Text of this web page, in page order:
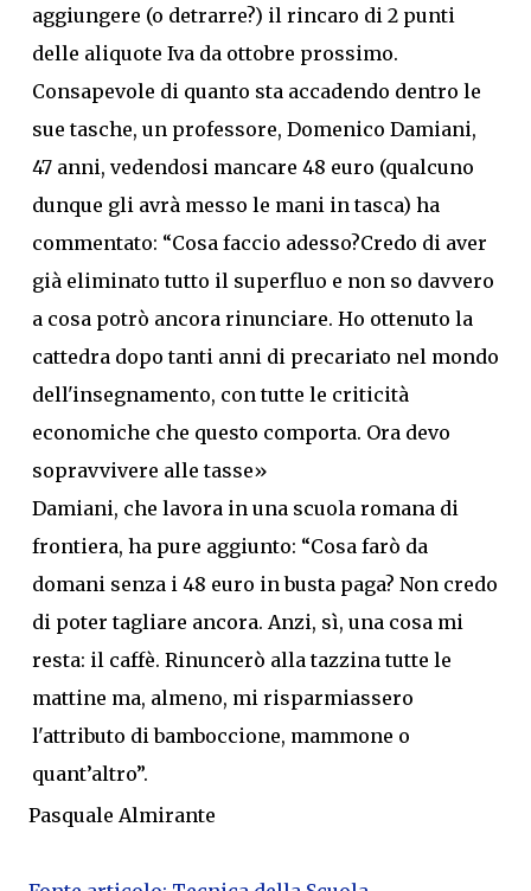
aggiungere (o detrarre?) il rincaro di 2 punti
delle aliquote Iva da ottobre prossimo.
Consapevole di quanto sta accadendo dentro le
sue tasche, un professore, Domenico Damiani,
47 anni, vedendosi mancare 48 euro (qualcuno
dunque gli avrà messo le mani in tasca) ha
commentato: “Cosa faccio adesso?Credo di aver
già eliminato tutto il superfluo e non so davvero
a cosa potrò ancora rinunciare. Ho ottenuto la
cattedra dopo tanti anni di precariato nel mondo
dell'insegnamento, con tutte le criticità
economiche che questo comporta. Ora devo
sopravvivere alle tasse»
Damiani, che lavora in una scuola romana di
frontiera, ha pure aggiunto: “Cosa farò da
domani senza i 48 euro in busta paga? Non credo
di poter tagliare ancora. Anzi, sì, una cosa mi
resta: il caffè. Rinuncerò alla tazzina tutte le
mattine ma, almeno, mi risparmiassero
l'attributo di bamboccione, mammone o
quant’altro”.
Pasquale Almirante